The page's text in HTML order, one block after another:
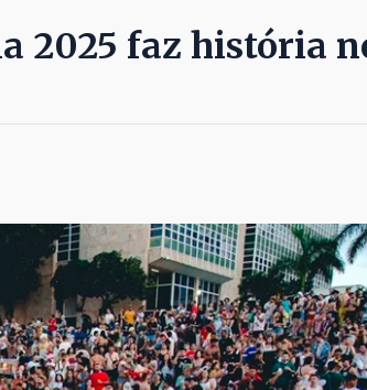
2025 faz história